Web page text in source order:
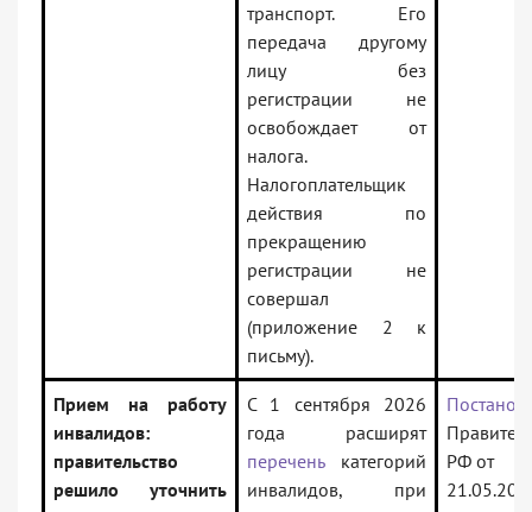
транспорт. Его
передача другому
лицу без
регистрации не
освобождает от
налога.
Налогоплательщик
действия по
прекращению
регистрации не
совершал
(приложение 2 к
письму).
Прием на работу
инвалидов:
правительство
решило уточнить
С 1 сентября 2026
года расширят
переченькатегорий
инвалидов, при
РФ от